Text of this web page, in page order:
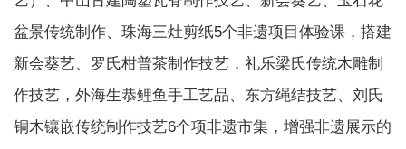
盆景传统制作、珠海三灶剪纸5个非遗项目体验课，搭建
新会葵艺、罗氏柑普茶制作技艺，礼乐梁氏传统木雕制
作技艺，外海生恭鲤鱼手工艺品、东方绳结技艺、刘氏
铜木镶嵌传统制作技艺6个项非遗市集，增强非遗展示的